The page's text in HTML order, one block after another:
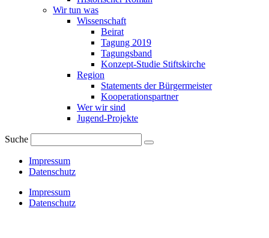
Wir tun was
Wissenschaft
Beirat
Tagung 2019
Tagungsband
Konzept-Studie Stiftskirche
Region
Statements der Bürgermeister
Kooperationspartner
Wer wir sind
Jugend-Projekte
Suche
Impressum
Datenschutz
Impressum
Datenschutz